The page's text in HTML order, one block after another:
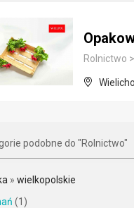
Rolnictwo >
podobne do "Rolnictwo"
» wielkopolskie
(1)